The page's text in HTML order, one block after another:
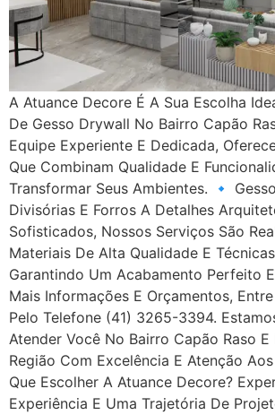
A Atuance Decore É A Sua Escolha
De Gesso Drywall No Bairro Capão
Equipe Experiente E Dedicada,
Que Combinam Qualidade E
Transformar Seus Ambientes. 🔹
Divisórias E Forros A Detalhes
Sofisticados, Nossos Serviços São
Materiais De Alta Qualidade E
Garantindo Um Acabamento Perfeito
Mais Informações E Orçamentos,
Pelo Telefone (41) 3265-3394.
Atender Você No Bairro Capão Raso E
Região Com Excelência E Atenção
Que Escolher A Atuance Decore?
Experiência E Uma Trajetória De